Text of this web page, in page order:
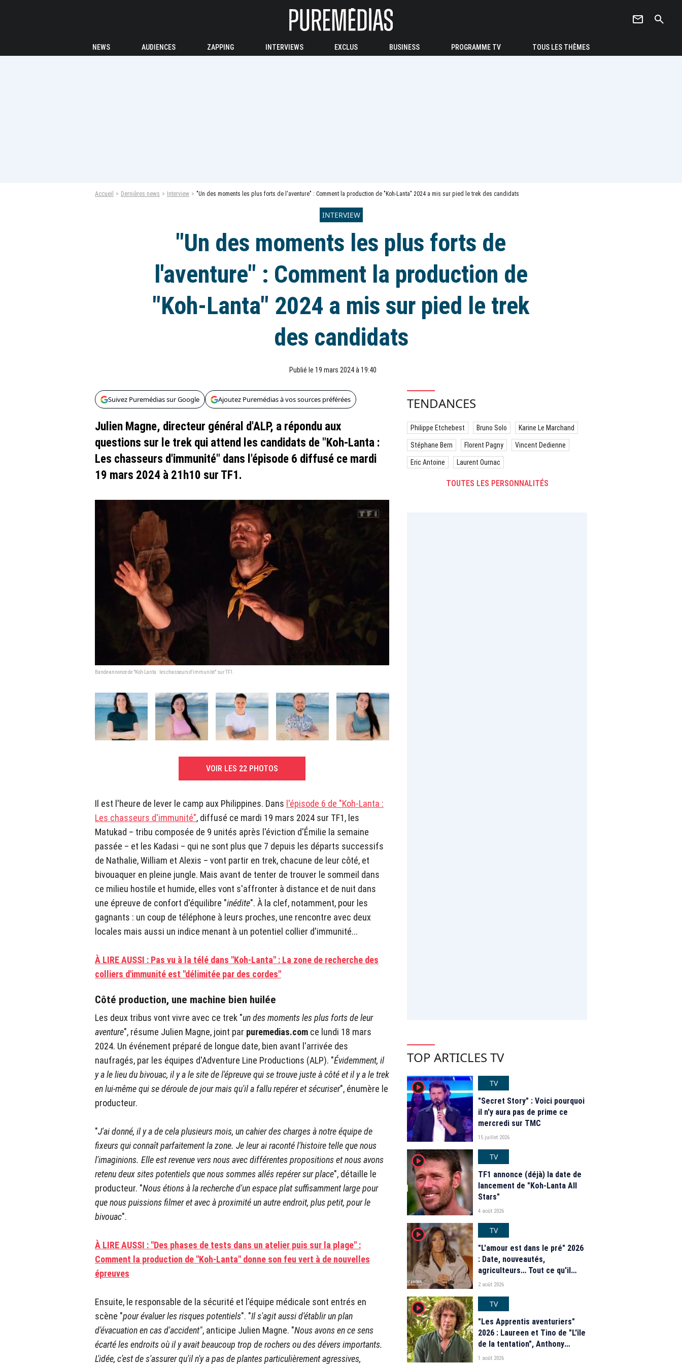
newsletter search
NEWS AUDIENCES ZAPPING INTERVIEWS EXCLUS BUSINESS PROGRAMME TV TOUS LES THÈMES
Accueil Dernières news Interview "Un des moments les plus forts de l'aventure" : Comment la production de "Koh-Lanta" 2024 a mis sur pied le trek des candidats
INTERVIEW
"Un des moments les plus forts de
l'aventure" : Comment la production de
"Koh-Lanta" 2024 a mis sur pied le trek
des candidats
Publié le 19 mars 2024 à 19:40
Suivez Puremédias sur Google Ajoutez Puremédias à vos sources préférées
Julien Magne, directeur général d'ALP, a répondu aux
questions sur le trek qui attend les candidats de "Koh-Lanta :
Les chasseurs d'immunité" dans l'épisode 6 diffusé ce mardi
19 mars 2024 à 21h10 sur TF1.
Bande-annonce de "Koh-Lanta : les chasseurs d'immunité" sur TF1.
VOIR LES 22 PHOTOS
Il est l'heure de lever le camp aux Philippines. Dans l'épisode 6 de "Koh-Lanta :
Les chasseurs d'immunité", diffusé ce mardi 19 mars 2024 sur TF1, les
Matukad – tribu composée de 9 unités après l'éviction d'Émilie la semaine
passée – et les Kadasi – qui ne sont plus que 7 depuis les départs successifs
de Nathalie, William et Alexis – vont partir en trek, chacune de leur côté, et
bivouaquer en pleine jungle. Mais avant de tenter de trouver le sommeil dans
ce milieu hostile et humide, elles vont s'affronter à distance et de nuit dans
une épreuve de confort d'équilibre "inédite". À la clef, notamment, pour les
gagnants : un coup de téléphone à leurs proches, une rencontre avec deux
locales mais aussi un indice menant à un potentiel collier d'immunité...
À LIRE AUSSI : Pas vu à la télé dans "Koh-Lanta" : La zone de recherche des
colliers d'immunité est "délimitée par des cordes"
Côté production, une machine bien huilée
Les deux tribus vont vivre avec ce trek "un des moments les plus forts de leur
aventure", résume Julien Magne, joint par puremedias.com ce lundi 18 mars
2024. Un événement préparé de longue date, bien avant l'arrivée des
naufragés, par les équipes d'Adventure Line Productions (ALP). "Évidemment, il
y a le lieu du bivouac, il y a le site de l'épreuve qui se trouve juste à côté et il y a le trek
en lui-même qui se déroule de jour mais qu'il a fallu repérer et sécuriser", énumère le
producteur.
"J'ai donné, il y a de cela plusieurs mois, un cahier des charges à notre équipe de
fixeurs qui connaît parfaitement la zone. Je leur ai raconté l'histoire telle que nous
l'imaginions. Elle est revenue vers nous avec différentes propositions et nous avons
retenu deux sites potentiels que nous sommes allés repérer sur place", détaille le
producteur. "Nous étions à la recherche d'un espace plat suffisamment large pour
que nous puissions filmer et avec à proximité un autre endroit, plus petit, pour le
bivouac".
À LIRE AUSSI : "Des phases de tests dans un atelier puis sur la plage" :
Comment la production de "Koh-Lanta" donne son feu vert à de nouvelles
épreuves
Ensuite, le responsable de la sécurité et l'équipe médicale sont entrés en
scène "pour évaluer les risques potentiels". "Il s'agit aussi d'établir un plan
d'évacuation en cas d'accident", anticipe Julien Magne. "Nous avons en ce sens
écarté les endroits où il y avait beaucoup trop de rochers ou des dévers importants.
L'idée, c'est de s'assurer qu'il n'y a pas de plantes particulièrement agressives,
TENDANCES
Philippe Etchebest Bruno Solo Karine Le Marchand
Stéphane Bern Florent Pagny Vincent Dedienne
Eric Antoine Laurent Ournac
TOUTES LES PERSONNALITÉS
TOP ARTICLES TV
player2
TV
"Secret Story" : Voici pourquoi
il n'y aura pas de prime ce
mercredi sur TMC
15 juillet 2026
player2
TV
TF1 annonce (déjà) la date de
lancement de "Koh-Lanta All
Stars"
4 août 2026
player2
TV
"L'amour est dans le pré" 2026
: Date, nouveautés,
agriculteurs… Tout ce qu'il
faut savoir sur la saison 21 du
2 août 2026
player2
TV
"Les Apprentis aventuriers"
2026 : Laureen et Tino de "L'île
de la tentation", Anthony
Matéo, Jade Leboeuf... Le
1 août 2026